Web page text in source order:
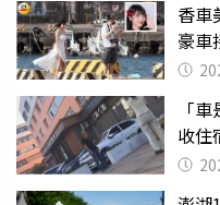
香車
豪車
「
收